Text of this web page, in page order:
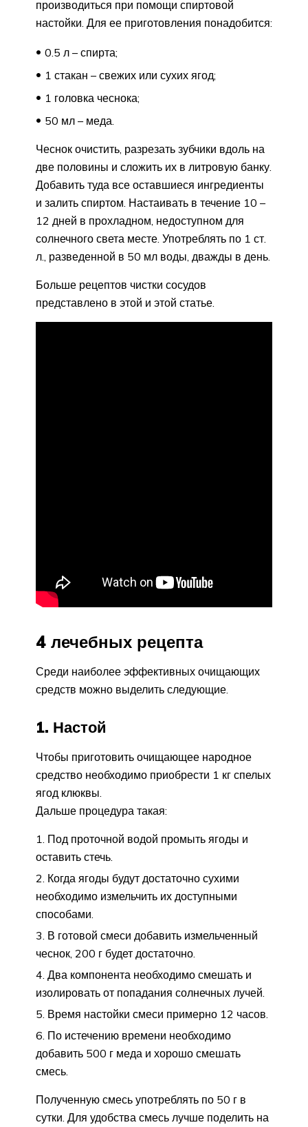
производиться при помощи спиртовой
настойки. Для ее приготовления понадобится:
0.5 л – спирта;
1 стакан – свежих или сухих ягод;
1 головка чеснока;
50 мл – меда.
Чеснок очистить, разрезать зубчики вдоль на
две половины и сложить их в литровую банку.
Добавить туда все оставшиеся ингредиенты
и залить спиртом. Настаивать в течение 10 –
12 дней в прохладном, недоступном для
солнечного света месте. Употреблять по 1 ст.
л., разведенной в 50 мл воды, дважды в день.
Больше рецептов чистки сосудов
представлено в этой и этой статье.
4 лечебных рецепта
Среди наиболее эффективных очищающих
средств можно выделить следующие.
1. Настой
Чтобы приготовить очищающее народное
средство необходимо приобрести 1 кг спелых
ягод клюквы.
Дальше процедура такая:
Под проточной водой промыть ягоды и
оставить стечь.
Когда ягоды будут достаточно сухими
необходимо измельчить их доступными
способами.
В готовой смеси добавить измельченный
чеснок, 200 г будет достаточно.
Два компонента необходимо смешать и
изолировать от попадания солнечных лучей.
Время настойки смеси примерно 12 часов.
По истечению времени необходимо
добавить 500 г меда и хорошо смешать
смесь.
Полученную смесь употреблять по 50 г в
сутки. Для удобства смесь лучше поделить на